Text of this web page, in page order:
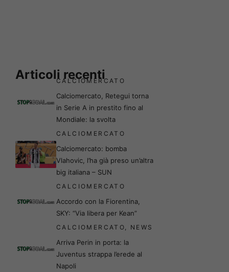
Articoli recenti
CALCIOMERCATO
Calciomercato, Retegui torna
in Serie A in prestito fino al
Mondiale: la svolta
CALCIOMERCATO
Calciomercato: bomba
Vlahovic, l’ha già preso un’altra
big italiana – SUN
CALCIOMERCATO
Accordo con la Fiorentina,
SKY: “Via libera per Kean”
CALCIOMERCATO NEWS
Arriva Perin in porta: la
Juventus strappa l’erede al
Napoli